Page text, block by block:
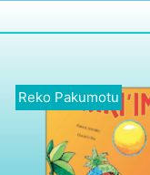
Reko Pakumotu